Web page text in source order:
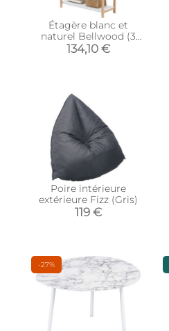
Étagère blanc et
naturel Bellwood (3
étagères)
134,10 €
Poire intérieure
extérieure Fizz (Gris)
119 €
-27%